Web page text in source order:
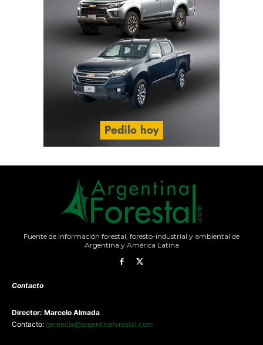
Fuente de información forestal, foresto-industrial y ambiental de
Argentina y América Latina
Contacto
Director: Marcelo Almada
Contacto: gerencia@argentinaforestal.com